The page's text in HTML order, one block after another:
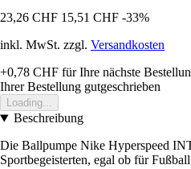
23,26 CHF 15,51 CHF -33%
inkl. MwSt. zzgl. Versandkosten
+0,78 CHF für Ihre nächste
Ihrer Bestellung gutgeschrieben
Loading...
Beschreibung
Die Ballpumpe Nike Hyperspeed
Sportbegeisterten, egal ob für